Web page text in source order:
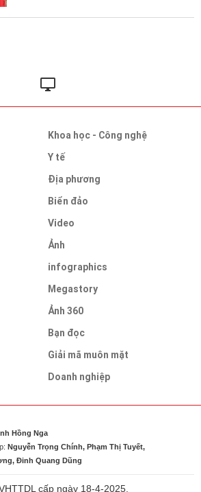
Khoa học - Công nghệ
Y tế
Địa phương
Biển đảo
Video
Ảnh
infographics
Megastory
Ảnh 360
Bạn đọc
Giải mã muôn mặt
Doanh nghiệp
Hồng Nga
Nguyễn Trọng Chính, Phạm Thị Tuyết,
Đinh Quang Dũng
cấp ngày 18-4-2025.